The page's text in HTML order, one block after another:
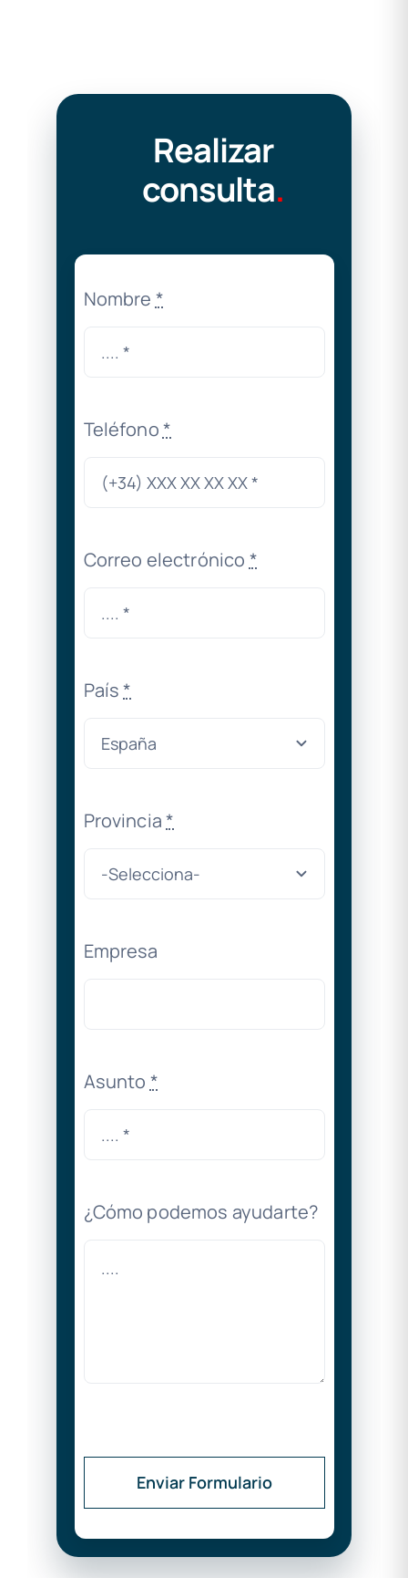
Realizar
consulta.
Nombre *
Teléfono*
Correo electrónico *
País*
Provincia*
Empresa
Asunto *
¿Cómo podemos ayudarte?
Enviar Formulario